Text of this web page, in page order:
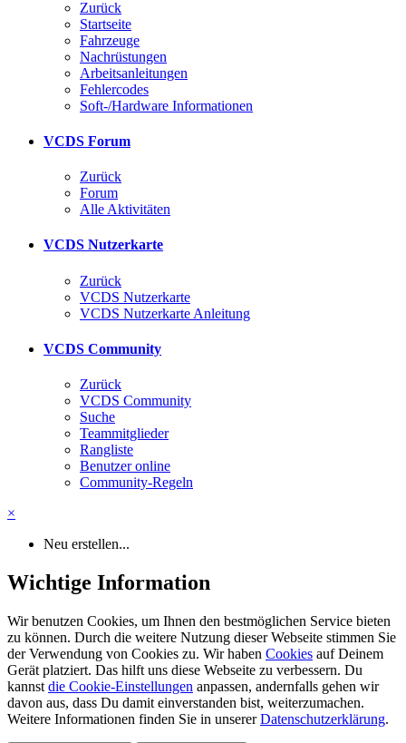
Zurück
Startseite
Fahrzeuge
Nachrüstungen
Arbeitsanleitungen
Fehlercodes
Soft-/Hardware Informationen
VCDS Forum
Zurück
Forum
Alle Aktivitäten
VCDS Nutzerkarte
Zurück
VCDS Nutzerkarte
VCDS Nutzerkarte Anleitung
VCDS Community
Zurück
VCDS Community
Suche
Teammitglieder
Rangliste
Benutzer online
Community-Regeln
×
Neu erstellen...
Wichtige Information
Wir benutzen Cookies, um Ihnen den bestmöglichen Service bieten
zu können. Durch die weitere Nutzung dieser Webseite stimmen Sie
der Verwendung von Cookies zu. Wir haben Cookies auf Deinem
Gerät platziert. Das hilft uns diese Webseite zu verbessern. Du
kannst die Cookie-Einstellungen anpassen, andernfalls gehen wir
davon aus, dass Du damit einverstanden bist, weiterzumachen.
Weitere Informationen finden Sie in unsererDatenschutzerklärung.